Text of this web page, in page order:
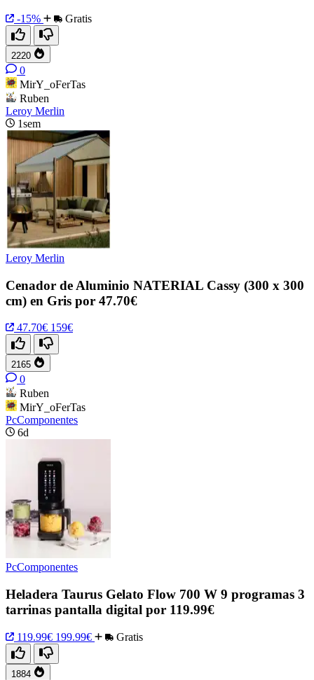
-15% Gratis
2220
0
MirY_oFerTas
Ruben
Leroy Merlin
1sem
Leroy Merlin
Cenador de Aluminio NATERIAL Cassy (300 x 300
cm) en Gris por 47.70€
47.70€ 159€
2165
0
Ruben
MirY_oFerTas
PcComponentes
6d
PcComponentes
Heladera Taurus Gelato Flow 700 W 9 programas 3
tarrinas pantalla digital por 119.99€
119.99€ 199.99€ Gratis
1884